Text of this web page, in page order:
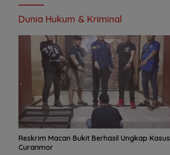
Dunia Hukum & Kriminal
Reskrim Macan Bukit Berhasil Ungkap Kasus
Curanmor